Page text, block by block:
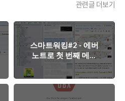
관련글 더보기
스마트워킹#2 - 에버
노트로 첫 번째 메모
를 남겨보자!